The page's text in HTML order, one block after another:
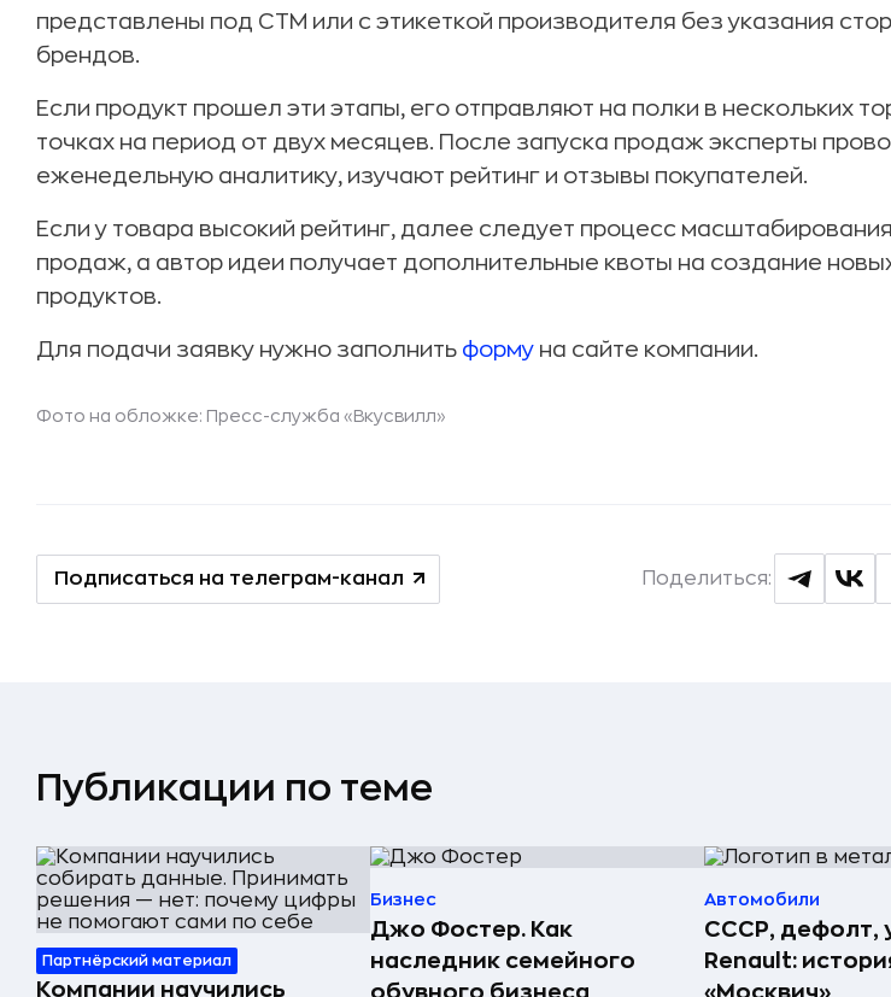
представлены под СТМ или с этикеткой производителя без указания
брендов.
Если продукт прошел эти этапы, его отправляют на полки в нескольких
точках на период от двух месяцев. После запуска продаж эксперты
еженедельную аналитику, изучают рейтинг и отзывы покупателей.
Если у товара высокий рейтинг, далее следует процесс масштабирования
продаж, а автор идеи получает дополнительные квоты на создание
продуктов.
Для подачи заявку нужно заполнить форму на сайте компании.
Фото на обложке: Пресс-служба «Вкусвилл»
Подписаться на телеграм-канал Поделиться:
Публикации по теме
Партнёрский материал
Компании научились
Бизнес
Джо Фостер. Как
наследник семейного
обувного бизнеса
Автомобили
СССР, дефолт,
Renault:
«Москвич»